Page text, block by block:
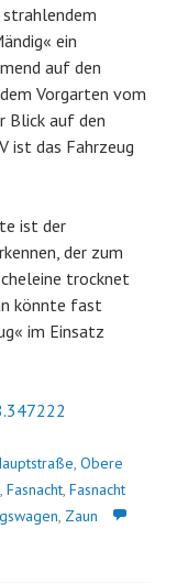
ein
auf den
Vorgarten vom
Blick auf den
ist das Fahrzeug
ist der
der zum
trocknet
könnte fast
im Einsatz
, Obere
, Fasnacht, Fasnacht
, Zaun